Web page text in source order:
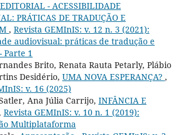
EDITORIAL - ACESSIBILIDADE
PRÁTICAS DE TRADUÇÃO E
, Revista GEMInIS: v. 12 n. 3 (2021):
audiovisual: práticas de tradução e
Parte 1
Brito, Renata Rauta Petarly, Plábio
Desidério, UMA NOVA ESPERANÇA? ,
v. 16 (2025)
Ana Júlia Carrijo, INFÂNCIA E
Revista GEMInIS: v. 10 n. 1 (2019):
Multiplataforma